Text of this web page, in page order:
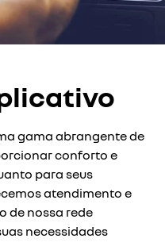
gama abrangente de
conforto e
para seus
atendimento e
de nossa rede
necessidades